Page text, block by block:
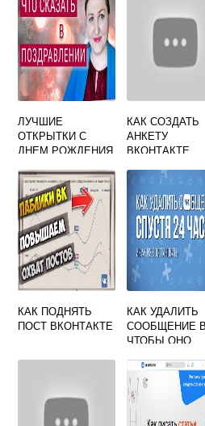
ЛУЧШИЕ
ОТКРЫТКИ С
ДНЕМ РОЖДЕНИЯ
ВАС
КАК СОЗДАТЬ
АНКЕТУ
ВКОНТАКТЕ
КАК ПОДНЯТЬ
ПОСТ ВКОНТАКТЕ
КАК УДАЛИТЬ
СООБЩЕНИЕ
ЧТОБЫ ОНО